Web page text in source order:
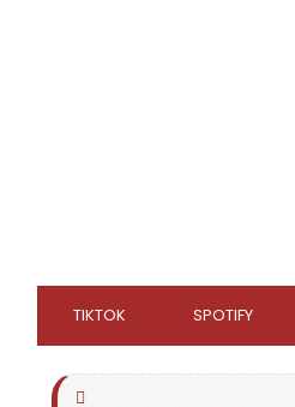
TIKTOK SPOTIFY